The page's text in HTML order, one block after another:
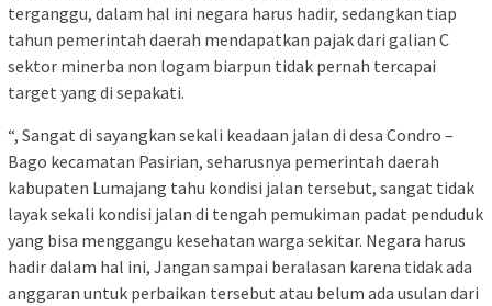
terganggu, dalam hal ini negara harus hadir, sedangkan tiap
tahun pemerintah daerah mendapatkan pajak dari galian C
sektor minerba non logam biarpun tidak pernah tercapai
target yang di sepakati.
“, Sangat di sayangkan sekali keadaan jalan di desa Condro –
Bago kecamatan Pasirian, seharusnya pemerintah daerah
kabupaten Lumajang tahu kondisi jalan tersebut, sangat tidak
layak sekali kondisi jalan di tengah pemukiman padat penduduk
yang bisa menggangu kesehatan warga sekitar. Negara harus
hadir dalam hal ini, Jangan sampai beralasan karena tidak ada
anggaran untuk perbaikan tersebut atau belum ada usulan dari